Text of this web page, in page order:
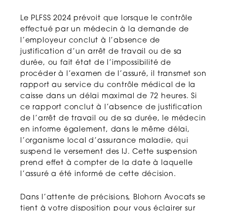
Le PLFSS 2024 prévoit que lorsque le contrôle
effectué par un médecin à la demande de
l’employeur conclut à l’absence de
justification d’un arrêt de travail ou de sa
durée, ou fait état de l’impossibilité de
procéder à l’examen de l’assuré, il transmet son
rapport au service du contrôle médical de la
caisse dans un délai maximal de 72 heures. Si
ce rapport conclut à l’absence de justification
de l’arrêt de travail ou de sa durée, le médecin
en informe également, dans le même délai,
l’organisme local d’assurance maladie, qui
suspend le versement des IJ. Cette suspension
prend effet à compter de la date à laquelle
l’assuré a été informé de cette décision.
Dans l’attente de précisions, Blohorn Avocats se
tient à votre disposition pour vous éclairer sur